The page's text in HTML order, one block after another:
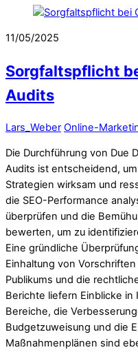
11/05/2025
Sorgfaltspflicht
Audits
Lars_Weber Online-
Die Durchführung von Due
Audits ist entscheidend,
Strategien wirksam und
die SEO-Performance
überprüfen und die
bewerten, um zu
Eine gründliche
Einhaltung von
Publikums und die
Berichte liefern Einblicke
Bereiche, die
Budgetzuweisung und die
Maßnahmenplänen sind